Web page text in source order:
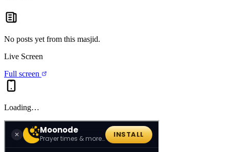
No posts yet from this masjid.
Live Screen
Full screen
Loading…